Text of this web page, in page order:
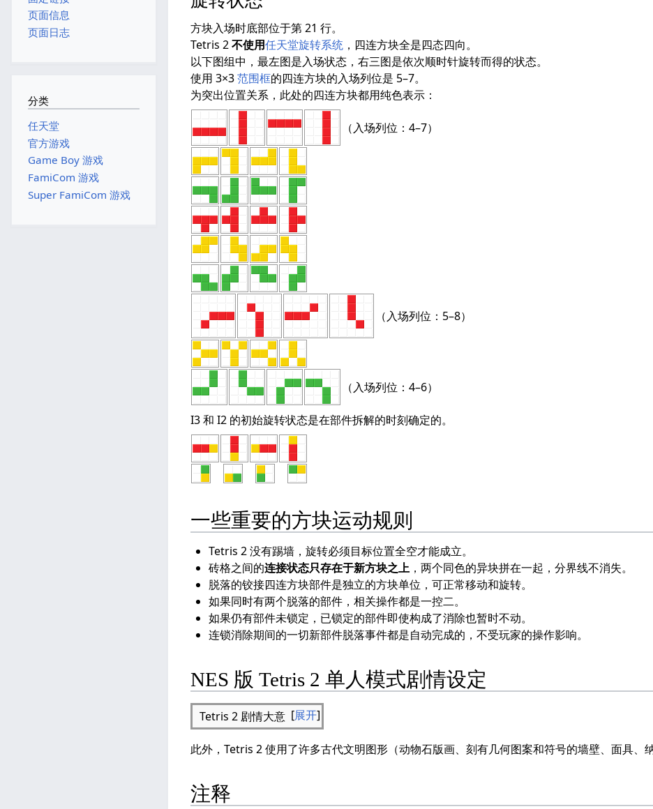
方块入场时底部位于第 21 行。
Tetris 2不使用任天堂旋转系统 ，四连方块全是四态四向。
以下图组中，最左图是入场状态，右三图是依次顺时针旋转而得的状态。
使用 3×3范围框的四连方块的入场列位是 5–7。
为突出位置关系，此处的四连方块都用纯色表示：
（入场列位：4–7）
（入场列位：5–8）
（入场列位：4–6）
I3 和 I2 的初始旋转状态是在部件拆解的时刻确定的。
一些重要的方块运动规则
Tetris 2 没有踢墙，旋转必须目标位置全空才能成立。
砖格之间的连接状态只存在于新方块之上，两个同色的异块拼在一起，分界线不消失。
脱落的铰接四连方块部件是独立的方块单位，可正常移动和旋转。
如果同时有两个脱落的部件，相关操作都是一控二。
如果仍有部件未锁定，已锁定的部件即使构成了消除也暂时不动。
连锁消除期间的一切新部件脱落事件都是自动完成的，不受玩家的操作影响。
NES 版 Tetris 2 单人模式剧情设定
展开
Tetris 2 剧情大意
此外，Tetris 2 使用了许多古代文明图形（动物石版画、刻有几何图案和符号的墙壁、面具、
注释
页面信息
页面日志
分类
任天堂
官方游戏
Game Boy 游戏
FamiCom 游戏
Super FamiCom 游戏